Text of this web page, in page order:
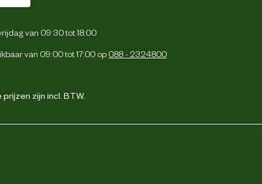
van 09:30 tot 18:00
van 09:00 tot 17:00 op 088 - 2324800
zijn incl. BTW.